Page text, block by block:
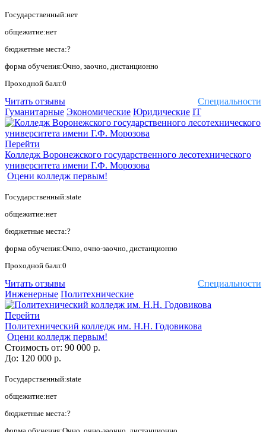
Государственный:нет
общежитие:нет
бюджетные места:?
форма обучения:Очно, заочно, дистанционно
Проходной балл:0
Специальности
Читать отзывы
Гуманитарные Экономические Юридические IT
Перейти
Колледж Воронежского государственного лесотехнического
университета имени Г.Ф. Морозова
Оцени колледж первым!
Государственный:state
общежитие:нет
бюджетные места:?
форма обучения:Очно, очно-заочно, дистанционно
Проходной балл:0
Специальности
Читать отзывы
Инженерные Политехнические
Перейти
Политехнический колледж им. Н.Н. Годовикова
Оцени колледж первым!
Стоимость от: 90 000 р.
До: 120 000 р.
Государственный:state
общежитие:нет
бюджетные места:?